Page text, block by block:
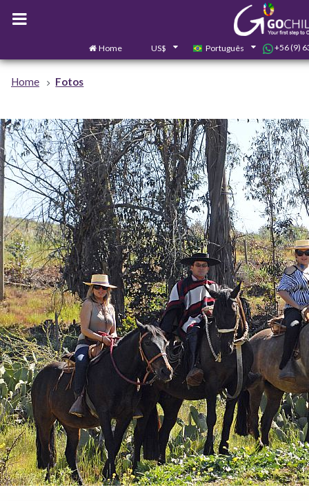
Home US$ Português +56 (9)
Home Fotos